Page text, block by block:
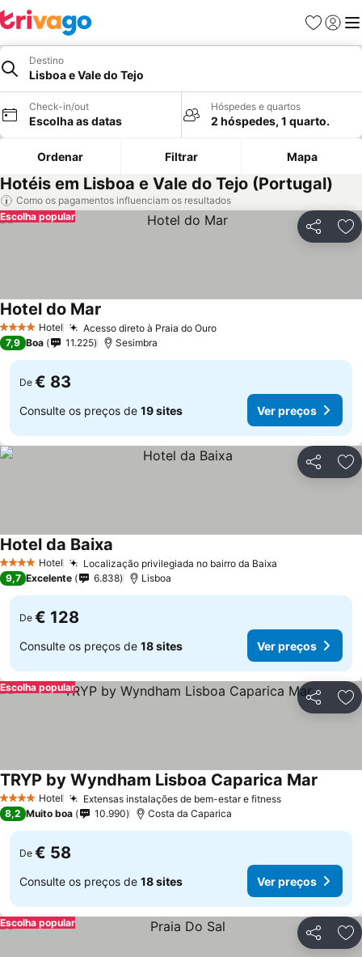
Favoritos
Iniciar
Destino
Lisboa e Vale do Tejo
Check-in/out
Escolha as datas
Hóspedes e quartos
2 hóspedes, 1 quarto.
Ordenar Filtrar Mapa
Hotéis em Lisboa e Vale do Tejo (Portugal)
Como os pagamentos influenciam os resultados
Partilhar
Escolha popular
4 EstrelasHotel Acesso direto à Praia do Ouro
Hotel do Mar
7,9 Boa 11.225 Sesimbra
De € 83
Consulte os preços de 19 sites Ver preços
Partilhar
4 EstrelasHotel Localização privilegiada no bairro da Baixa
Hotel da Baixa
9,7 Excelente 6.838 Lisboa
De € 128
Consulte os preços de 18 sites Ver preços
Partilhar
Escolha popular
4 EstrelasHotel Extensas instalações de bem-estar e fitness
TRYP by Wyndham Lisboa Caparica Mar
8,2 Muito boa 10.990 Costa da Caparica
De € 58
Consulte os preços de 18 sites Ver preços
Partilhar
Escolha popular